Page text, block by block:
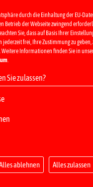
durch die Einhaltung der EU-
Betrieb der Webseite zwingend
Sie, dass auf Basis Ihrer
jederzeit frei, Ihre Zustimmung zu
Informationen finden Sie in
.
Sie zulassen?
ablehnen Alles zulassen